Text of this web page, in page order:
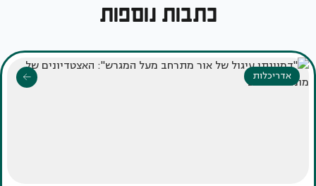
כתבות נוספות
אדריכלות